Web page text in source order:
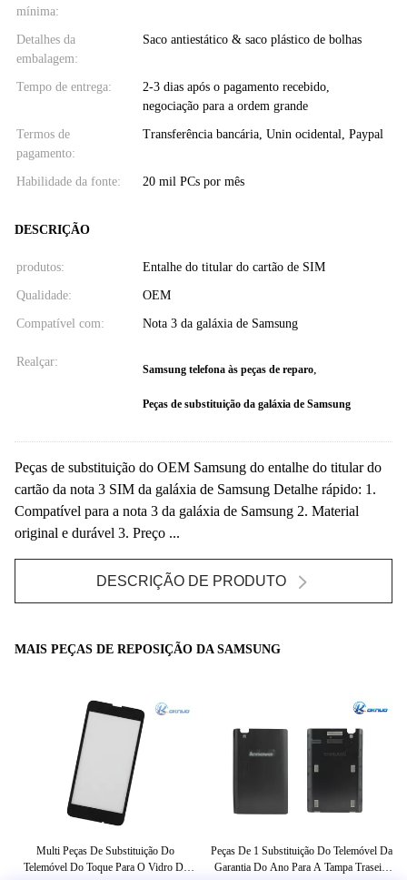
mínima:
Detalhes da
embalagem:
Saco antiestático & saco plástico de bolhas
Tempo de entrega:
2-3 dias após o pagamento recebido,
negociação para a ordem grande
Termos de
pagamento:
Transferência bancária, Unin ocidental, Paypal
Habilidade da fonte: 20 mil PCs por mês
DESCRIÇÃO
produtos: Entalhe do titular do cartão de SIM
Qualidade: OEM
Compatível com: Nota 3 da galáxia de Samsung
Realçar:
Samsung telefona às peças de reparo,
Peças de substituição da galáxia de Samsung
Peças de substituição do OEM Samsung do entalhe do titular do
cartão da nota 3 SIM da galáxia de Samsung Detalhe rápido: 1.
Compatível para a nota 3 da galáxia de Samsung 2. Material
original e durável 3. Preço ...
DESCRIÇÃO DE PRODUTO
MAIS PEÇAS DE REPOSIÇÃO DA SAMSUNG
Multi Peças De Substituição Do
Telemóvel Do Toque Para O Vidro Da
Peças De 1 Substituição Do Telemóvel Da
Garantia Do Ano Para A Tampa Traseira